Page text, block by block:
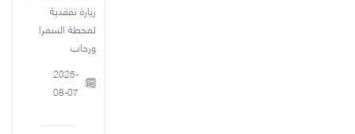
زيارة تفقدية
لمحطة السمرا
ورحاب
2025-
08-07